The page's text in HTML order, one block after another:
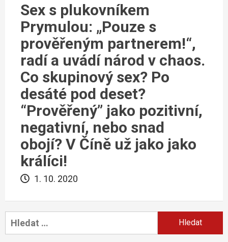
Sex s plukovníkem
Prymulou: „Pouze s
prověřeným partnerem!“,
radí a uvádí národ v chaos.
Co skupinový sex? Po
desáté pod deset?
“Prověřený” jako pozitivní,
negativní, nebo snad
obojí? V Číně už jako jako
králíci!
1. 10. 2020
Vyhledávání